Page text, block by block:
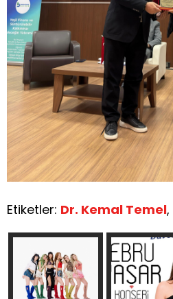
Etiketler: Dr. Kemal Temel,